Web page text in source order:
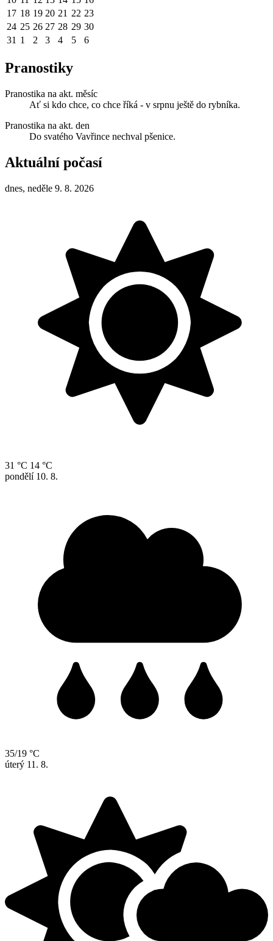
17 18 19 20 21 22 23
24 25 26 27 28 29 30
31 1 2 3 4 5 6
Pranostiky
Pranostika na akt. měsíc
Ať si kdo chce, co chce říká - v srpnu ještě do rybníka.
Pranostika na akt. den
Do svatého Vavřince nechval pšenice.
Aktuální počasí
dnes, neděle 9. 8. 2026
31 °C 14 °C
pondělí 10. 8.
35/19 °C
úterý 11. 8.